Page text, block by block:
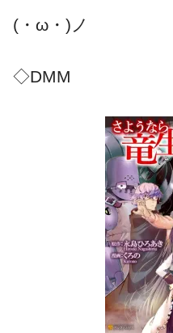
(・ω・)ノ
◇DMM